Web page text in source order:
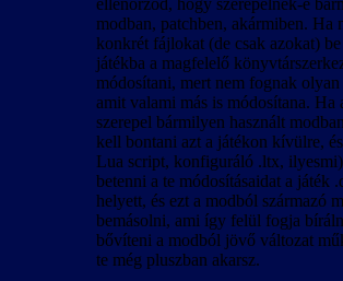
ellenőrzöd, hogy szerepelnek-e
modban, patchben, akármiben. Ha
konkrét fájlokat (de csak azokat)
játékba a magfelelő
módosítani, mert nem fognak
amit valami más is módosítana. Ha
szerepel bármilyen használt
kell bontani azt a játékon kívülre,
Lua script, konfiguráló .ltx,
betenni a te módosításaidat a játék
helyett, és ezt a modból származó
bemásolni, ami így felül fogja
bővíteni a modból jövő változat
te még pluszban akarsz.